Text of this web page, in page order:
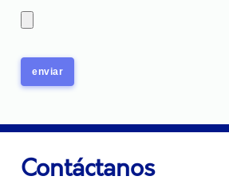
enviar
Contáctanos